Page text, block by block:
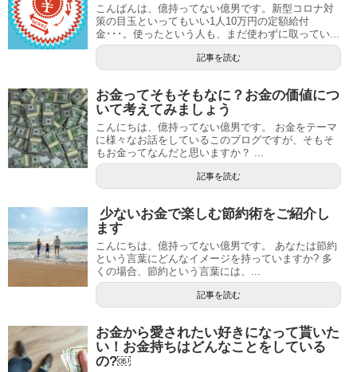
こんばんは、億持ってない億男です。新型コロナ対
策の目玉といってもいい1人10万円の定額給付
金･･･。使ったという人も、まだ使わずに取ってい...
記事を読む
お金ってそもそもなに？お金の価値につ
いて考えてみましょう
こんにちは、億持ってない億男です。 お金をテーマ
に様々なお話をしているこのブログですが、そもそ
もお金ってなんだと思いますか？ ...
記事を読む
少ないお金で楽しむ節約術をご紹介し
ます
こんにちは、億持ってない億男です。 あなたは節約
という言葉にどんなイメージを持っていますか? 多
くの場合、節約という言葉には、...
記事を読む
お金から愛されたい好きになって貰いた
い！お金持ちはどんなことをしている
の?￼